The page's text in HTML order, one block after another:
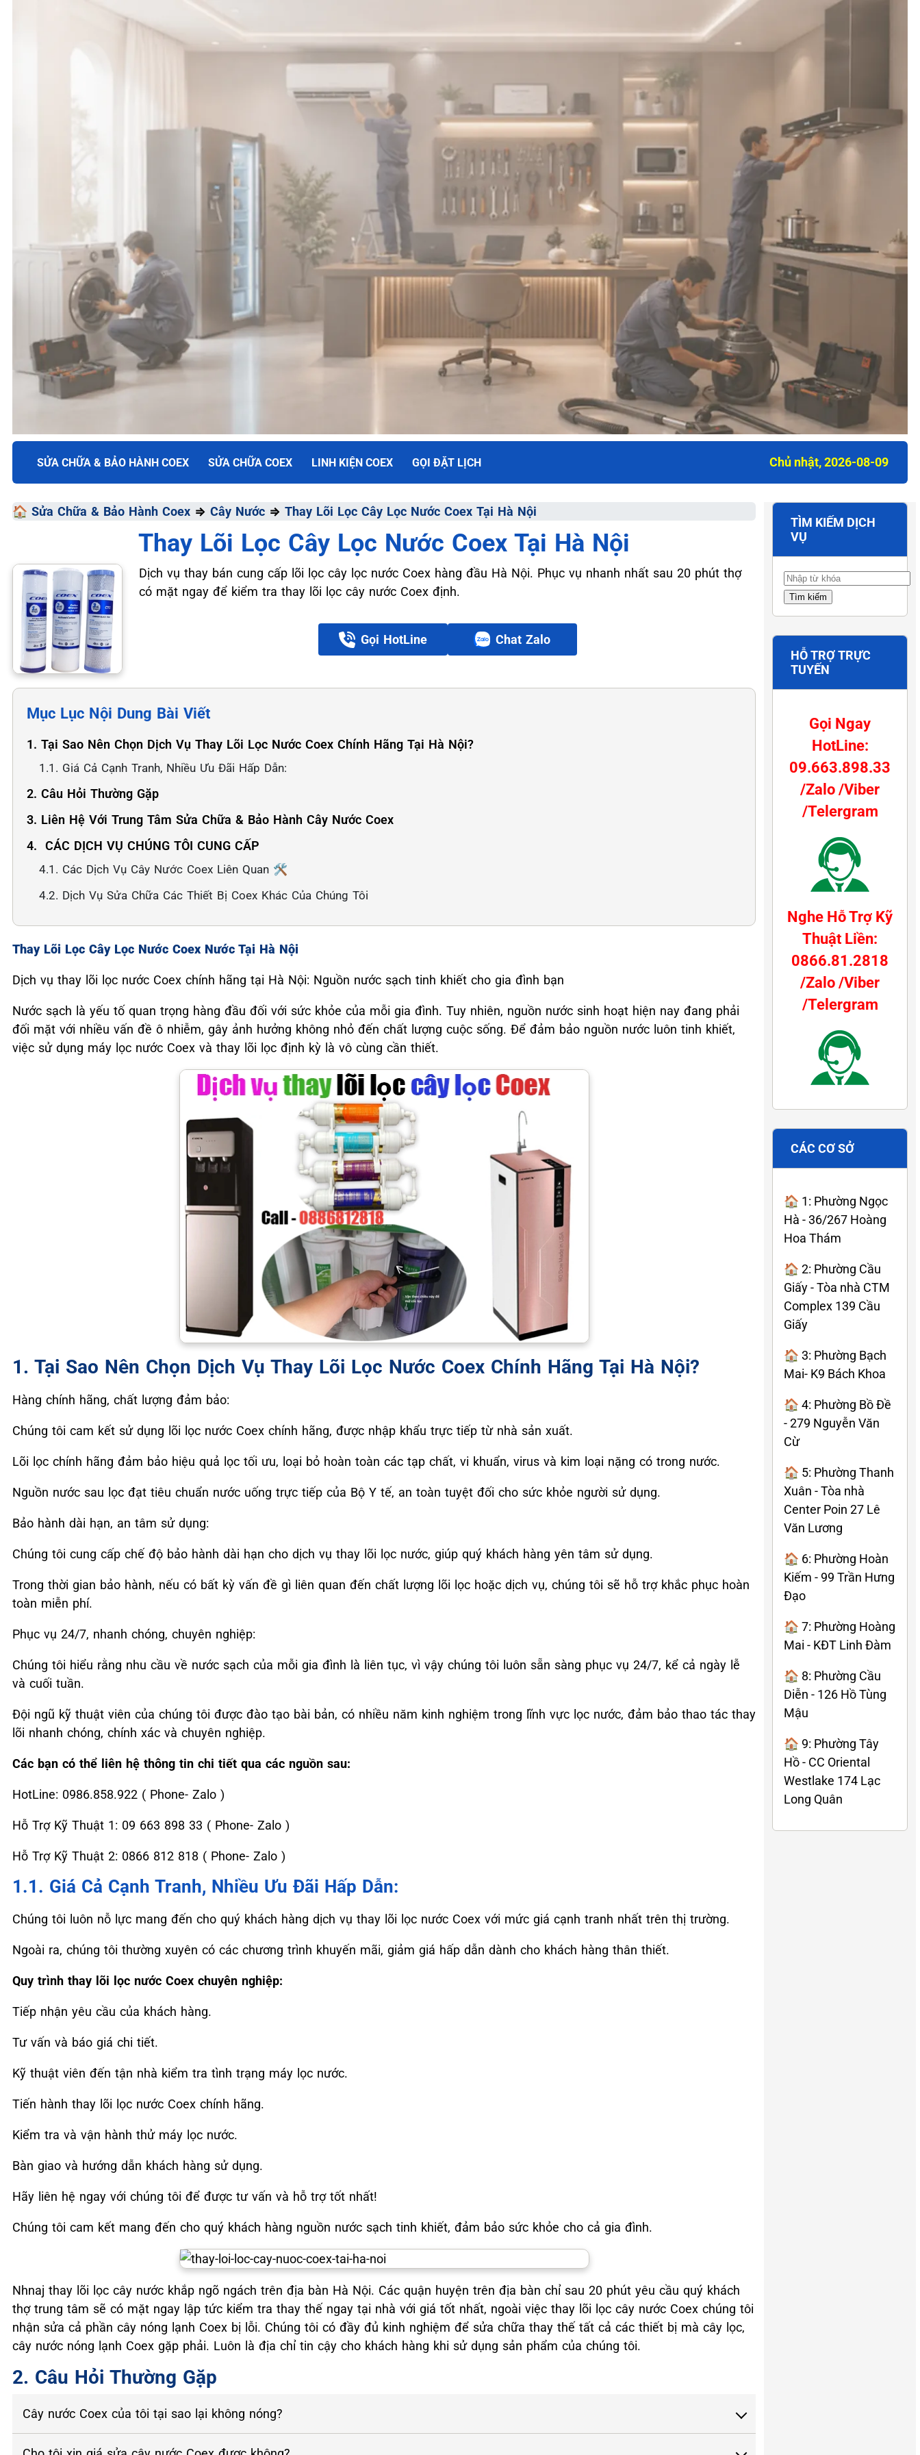
TRUNG TÂM BẢO HÀNH ĐIỆN MÁY VN
SỬA CHỮA & BẢO HÀNH
COEX
Chất Lượng Tối Ưu - Giá Thành Tối Thiểu - Dịch Vụ Tối Đa
📞 09.663.898.33
SỬA CHỮA & BẢO HÀNH COEX SỬA CHỮA COEX LINH KIỆN COEX GỌI ĐẶT LỊCH Chủ nhật, 2026-08-09
🏠 Sửa Chữa & Bảo Hành Coex ⇒ Cây Nước ⇒ Thay Lõi Lọc Cây Lọc Nước Coex Tại Hà Nội
Thay Lõi Lọc Cây Lọc Nước Coex Tại Hà Nội
Dịch vụ thay bán cung cấp lõi lọc cây lọc nước Coex hàng đầu Hà Nội. Phục vụ nhanh nhất sau 20 phút thợ
có mặt ngay để kiểm tra thay lõi lọc cây nước Coex định.
Gọi HotLine Chat Zalo
Mục Lục Nội Dung Bài Viết
1. Tại Sao Nên Chọn Dịch Vụ Thay Lõi Lọc Nước Coex Chính Hãng Tại Hà Nội?
1.1. Giá Cả Cạnh Tranh, Nhiều Ưu Đãi Hấp Dẫn:
2. Câu Hỏi Thường Gặp
3. Liên Hệ Với Trung Tâm Sửa Chữa & Bảo Hành Cây Nước Coex
4. ️ CÁC DỊCH VỤ CHÚNG TÔI CUNG CẤP
4.1. Các Dịch Vụ Cây Nước Coex Liên Quan 🛠️
4.2. Dịch Vụ Sửa Chữa Các Thiết Bị Coex Khác Của Chúng Tôi
Thay Lõi Lọc Cây Lọc Nước Coex Nước Tại Hà Nội
Dịch vụ thay lõi lọc nước Coex chính hãng tại Hà Nội: Nguồn nước sạch tinh khiết cho gia đình bạn
Nước sạch là yếu tố quan trọng hàng đầu đối với sức khỏe của mỗi gia đình. Tuy nhiên, nguồn nước sinh hoạt hiện nay đang phải
đối mặt với nhiều vấn đề ô nhiễm, gây ảnh hưởng không nhỏ đến chất lượng cuộc sống. Để đảm bảo nguồn nước luôn tinh khiết,
việc sử dụng máy lọc nước Coex và thay lõi lọc định kỳ là vô cùng cần thiết.
1. Tại Sao Nên Chọn Dịch Vụ Thay Lõi Lọc Nước Coex Chính Hãng Tại Hà Nội?
Hàng chính hãng, chất lượng đảm bảo:
Chúng tôi cam kết sử dụng lõi lọc nước Coex chính hãng, được nhập khẩu trực tiếp từ nhà sản xuất.
Lõi lọc chính hãng đảm bảo hiệu quả lọc tối ưu, loại bỏ hoàn toàn các tạp chất, vi khuẩn, virus và kim loại nặng có trong nước.
Nguồn nước sau lọc đạt tiêu chuẩn nước uống trực tiếp của Bộ Y tế, an toàn tuyệt đối cho sức khỏe người sử dụng.
Bảo hành dài hạn, an tâm sử dụng:
Chúng tôi cung cấp chế độ bảo hành dài hạn cho dịch vụ thay lõi lọc nước, giúp quý khách hàng yên tâm sử dụng.
Trong thời gian bảo hành, nếu có bất kỳ vấn đề gì liên quan đến chất lượng lõi lọc hoặc dịch vụ, chúng tôi sẽ hỗ trợ khắc phục hoàn
toàn miễn phí.
Phục vụ 24/7, nhanh chóng, chuyên nghiệp:
Chúng tôi hiểu rằng nhu cầu về nước sạch của mỗi gia đình là liên tục, vì vậy chúng tôi luôn sẵn sàng phục vụ 24/7, kể cả ngày lễ
và cuối tuần.
Đội ngũ kỹ thuật viên của chúng tôi được đào tạo bài bản, có nhiều năm kinh nghiệm trong lĩnh vực lọc nước, đảm bảo thao tác thay
lõi nhanh chóng, chính xác và chuyên nghiệp.
Các bạn có thể liên hệ thông tin chi tiết qua các nguồn sau:
HotLine: 0986.858.922 ( Phone- Zalo )
Hỗ Trợ Kỹ Thuật 1: 09 663 898 33 ( Phone- Zalo )
Hỗ Trợ Kỹ Thuật 2: 0866 812 818 ( Phone- Zalo )
1.1. Giá Cả Cạnh Tranh, Nhiều Ưu Đãi Hấp Dẫn:
Chúng tôi luôn nỗ lực mang đến cho quý khách hàng dịch vụ thay lõi lọc nước Coex với mức giá cạnh tranh nhất trên thị trường.
Ngoài ra, chúng tôi thường xuyên có các chương trình khuyến mãi, giảm giá hấp dẫn dành cho khách hàng thân thiết.
Quy trình thay lõi lọc nước Coex chuyên nghiệp:
Tiếp nhận yêu cầu của khách hàng.
Tư vấn và báo giá chi tiết.
Kỹ thuật viên đến tận nhà kiểm tra tình trạng máy lọc nước.
Tiến hành thay lõi lọc nước Coex chính hãng.
Kiểm tra và vận hành thử máy lọc nước.
Bàn giao và hướng dẫn khách hàng sử dụng.
Hãy liên hệ ngay với chúng tôi để được tư vấn và hỗ trợ tốt nhất!
Chúng tôi cam kết mang đến cho quý khách hàng nguồn nước sạch tinh khiết, đảm bảo sức khỏe cho cả gia đình.
Nhnaj thay lõi lọc cây nước khắp ngõ ngách trên địa bàn Hà Nội. Các quận huyện trên địa bàn chỉ sau 20 phút yêu cầu quý khách
thợ trung tâm sẽ có mặt ngay lập tức kiểm tra thay thế ngay tại nhà với giá tốt nhất, ngoài việc thay lõi lọc cây nước Coex chúng tôi
nhận sửa cả phần cây nóng lạnh Coex bị lỗi. Chúng tôi có đầy đủ kinh nghiệm để sửa chữa thay thế tất cả các thiết bị mà cây lọc,
cây nước nóng lạnh Coex gặp phải. Luôn là địa chỉ tin cậy cho khách hàng khi sử dụng sản phẩm của chúng tôi.
2. Câu Hỏi Thường Gặp
Cây nước Coex của tôi tại sao lại không nóng?
TÌM KIẾM DỊCH
VỤ
HỖ TRỢ TRỰC
TUYẾN
Gọi Ngay
HotLine:
09.663.898.33
/Zalo /Viber
/Telergram
Nghe Hỗ Trợ Kỹ
Thuật Liền:
0866.81.2818
/Zalo /Viber
/Telergram
CÁC CƠ SỞ
🏠 1: Phường Ngọc
Hà - 36/267 Hoàng
Hoa Thám
🏠 2: Phường Cầu
Giấy - Tòa nhà CTM
Complex 139 Cầu
Giấy
🏠 3: Phường Bạch
Mai- K9 Bách Khoa
🏠 4: Phường Bồ Đề
- 279 Nguyễn Văn
Cừ
🏠 5: Phường Thanh
Xuân - Tòa nhà
Center Poin 27 Lê
Văn Lương
🏠 6: Phường Hoàn
Kiếm - 99 Trần Hưng
Đạo
🏠 7: Phường Hoàng
Mai - KĐT Linh Đàm
🏠 8: Phường Cầu
Diễn - 126 Hồ Tùng
Mậu
🏠 9: Phường Tây
Hồ - CC Oriental
Westlake 174 Lạc
Long Quân